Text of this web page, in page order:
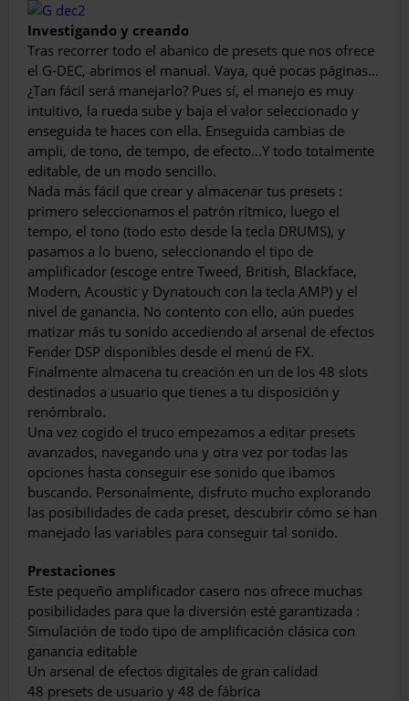
Investigando y creando
Tras recorrer todo el abanico de presets que nos ofrece
el G-DEC, abrimos el manual. Vaya, qué pocas páginas…
¿Tan fácil será manejarlo? Pues sí, el manejo es muy
intuitivo, la rueda sube y baja el valor seleccionado y
enseguida te haces con ella. Enseguida cambias de
ampli, de tono, de tempo, de efecto…Y todo totalmente
editable, de un modo sencillo.
Nada más fácil que crear y almacenar tus presets :
primero seleccionamos el patrón rítmico, luego el
tempo, el tono (todo esto desde la tecla DRUMS), y
pasamos a lo bueno, seleccionando el tipo de
amplificador (escoge entre Tweed, British, Blackface,
Modern, Acoustic y Dynatouch con la tecla AMP) y el
nivel de ganancia. No contento con ello, aún puedes
matizar más tu sonido accediendo al arsenal de efectos
Fender DSP disponibles desde el menú de FX.
Finalmente almacena tu creación en un de los 48 slots
destinados a usuario que tienes a tu disposición y
renómbralo.
Una vez cogido el truco empezamos a editar presets
avanzados, navegando una y otra vez por todas las
opciones hasta conseguir ese sonido que ibamos
buscando. Personalmente, disfruto mucho explorando
las posibilidades de cada preset, descubrir cómo se han
manejado las variables para conseguir tal sonido.
Prestaciones
Este pequeño amplificador casero nos ofrece muchas
posibilidades para que la diversión esté garantizada :
Simulación de todo tipo de amplificación clásica con
ganancia editable
Un arsenal de efectos digitales de gran calidad
48 presets de usuario y 48 de fábrica